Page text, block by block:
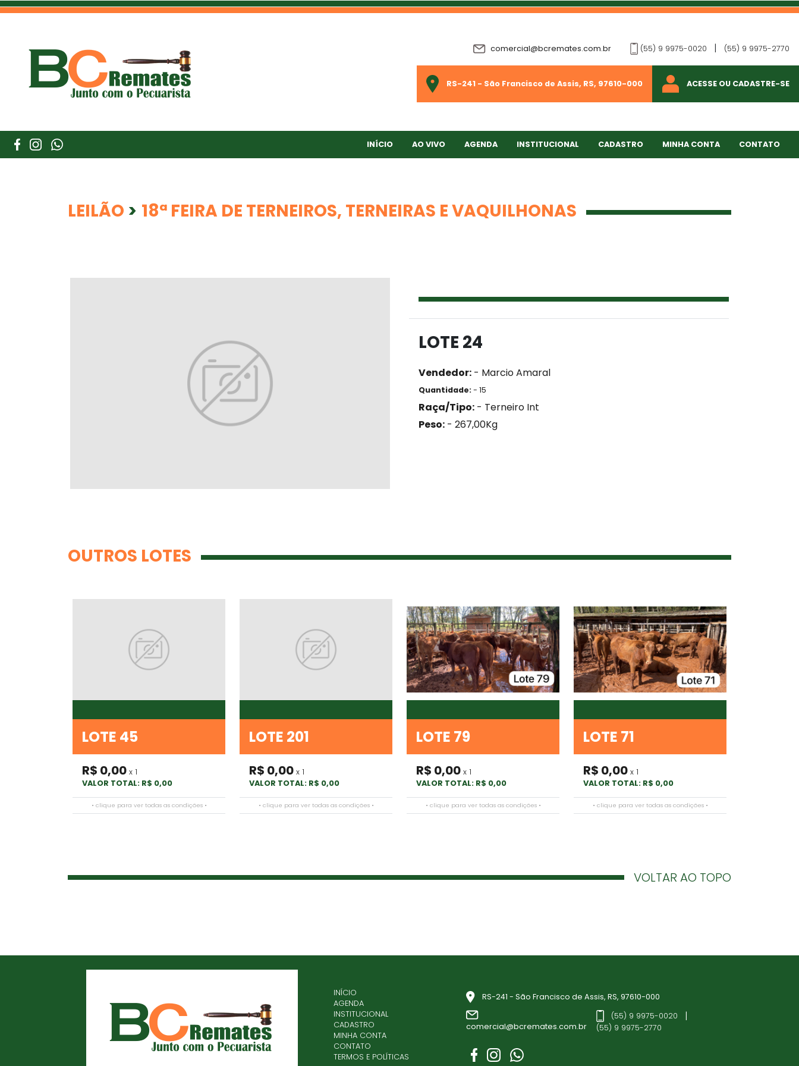
comercial@bcremates.com.br (55) 9 9975-0020 | (55) 9 9975-2770
RS-241 - São Francisco de Assis, RS, 97610-000 ACESSE OU CADASTRE-SE
INÍCIO AO VIVO AGENDA INSTITUCIONAL CADASTRO MINHA CONTA CONTATO
LEILÃO > 18ª FEIRA DE TERNEIROS, TERNEIRAS E VAQUILHONAS
LOTE 24
Vendedor: - Marcio Amaral
Quantidade:- 15
Raça/Tipo: - Terneiro Int
Peso: - 267,00Kg
OUTROS LOTES
LOTE 45
R$ 0,00 x 1
VALOR TOTAL: R$ 0,00
• clique para ver todas as condições •
LOTE 201
R$ 0,00 x 1
VALOR TOTAL: R$ 0,00
• clique para ver todas as condições •
LOTE 79
R$ 0,00 x 1
VALOR TOTAL: R$ 0,00
• clique para ver todas as condições •
LOTE 71
R$ 0,00 x 1
VALOR TOTAL: R$ 0,00
• clique para ver todas as condições •
VOLTAR AO TOPO
INÍCIO
AGENDA
INSTITUCIONAL
CADASTRO
MINHA CONTA
CONTATO
TERMOS E POLÍTICAS
RS-241 - São Francisco de Assis, RS, 97610-000
comercial@bcremates.com.br
(55) 9 9975-0020 |
(55) 9 9975-2770